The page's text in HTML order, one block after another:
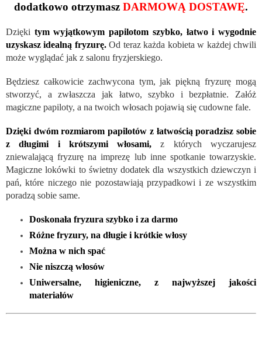
dodatkowo otrzymasz DARMOWĄ DOSTAWĘ.
Dzięki tym wyjątkowym papilotom szybko, łatwo i wygodnie
uzyskasz idealną fryzurę.Od teraz każda kobieta w każdej chwili
może wyglądać jak z salonu fryzjerskiego.
Będziesz całkowicie zachwycona tym, jak piękną fryzurę mogą
stworzyć, a zwłaszcza jak łatwo, szybko i bezpłatnie. Załóż
magiczne papiloty, a na twoich włosach pojawią się cudowne fale.
Dzięki dwóm rozmiarom papilotów z łatwością poradzisz sobie
z długimi i krótszymi włosami, z których wyczarujesz
zniewalającą fryzurę na imprezę lub inne spotkanie towarzyskie.
Magiczne lokówki to świetny dodatek dla wszystkich dziewczyn i
pań, które niczego nie pozostawiają przypadkowi i ze wszystkim
poradzą sobie same.
Doskonała fryzura szybko i za darmo
Różne fryzury, na długie i krótkie włosy
Można w nich spać
Nie niszczą włosów
Uniwersalne, higieniczne, z najwyższej jakości
materiałów